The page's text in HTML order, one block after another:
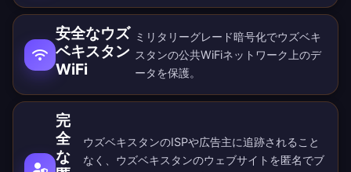
安全なウズ
ベキスタン
WiFi
ミリタリーグレード暗号化でウズベキ
スタンの公共WiFiネットワーク上のデ
ータを保護。
完
全
な
ウズベキスタンのISPや広告主に追跡されること
なく、ウズベキスタンのウェブサイトを匿名でブ